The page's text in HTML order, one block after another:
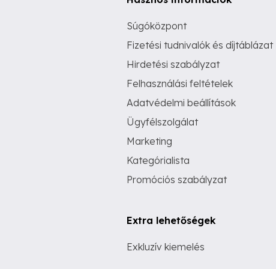
Súgóközpont
Fizetési tudnivalók és díjtáblázat
Hirdetési szabályzat
Felhasználási feltételek
Adatvédelmi beállítások
Ügyfélszolgálat
Marketing
Kategórialista
Promóciós szabályzat
Extra lehetőségek
Exkluzív kiemelés